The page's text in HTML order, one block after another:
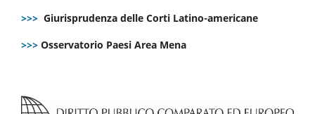
>>> Giurisprudenza delle Corti Latino-americane
>>> Osservatorio Paesi Area Mena